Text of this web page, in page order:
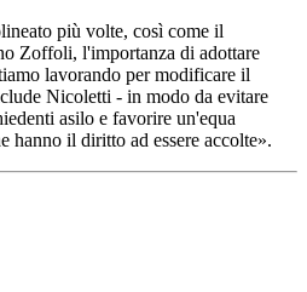
più volte, così come il
Zoffoli, l'importanza di adottare
lavorando per modificare il
Nicoletti - in modo da evitare
asilo e favorire un'equa
hanno il diritto ad essere accolte».